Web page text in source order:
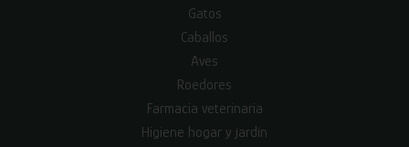
Gatos
Caballos
Aves
Roedores
Farmacia veterinaria
Higiene hogar y jardín